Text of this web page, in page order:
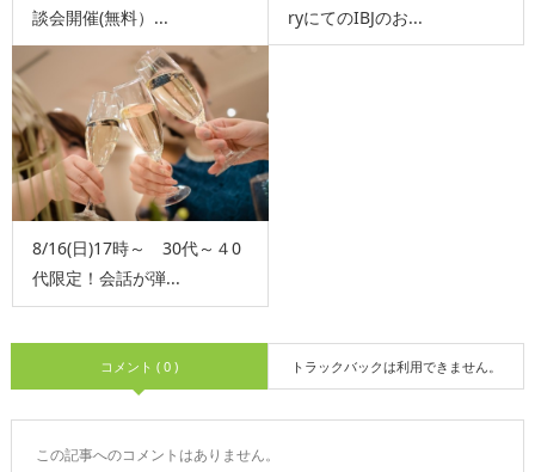
談会開催(無料）...
ryにてのIBJのお...
8/16(日)17時～ 30代～４0
代限定！会話が弾...
コメント ( 0 ) トラックバックは利用できません。
この記事へのコメントはありません。